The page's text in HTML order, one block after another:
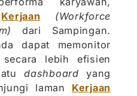
Kerjaan
(Workforce
dari Sampingan.
dapat memonitor
lebih efisien
dashboardyang
laman Kerjaan